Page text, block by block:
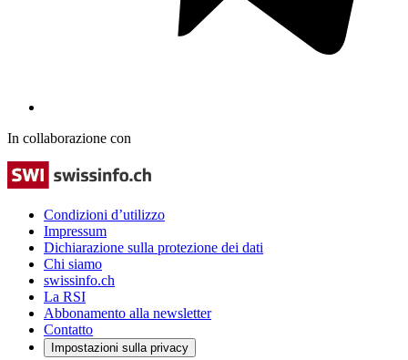
In collaborazione con
Condizioni d’utilizzo
Impressum
Dichiarazione sulla protezione dei dati
Chi siamo
swissinfo.ch
La RSI
Abbonamento alla newsletter
Contatto
Impostazioni sulla privacy